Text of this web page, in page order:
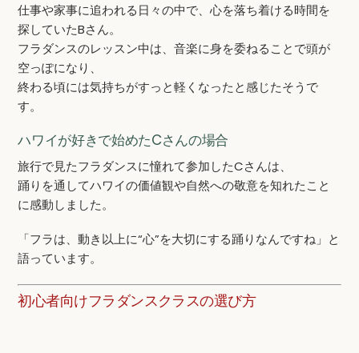
仕事や家事に追われる日々の中で、心を落ち着ける時間を
探していたBさん。
フラダンスのレッスン中は、音楽に身を委ねることで頭が
空っぽになり、
終わる頃には気持ちがすっと軽くなったと感じたそうで
す。
ハワイが好きで始めたCさんの場合
旅行で見たフラダンスに憧れて参加したCさんは、
踊りを通してハワイの価値観や自然への敬意を知れたこと
に感動しました。
「フラは、動き以上に“心”を大切にする踊りなんですね」と
語っています。
初心者向けフラダンスクラスの選び方